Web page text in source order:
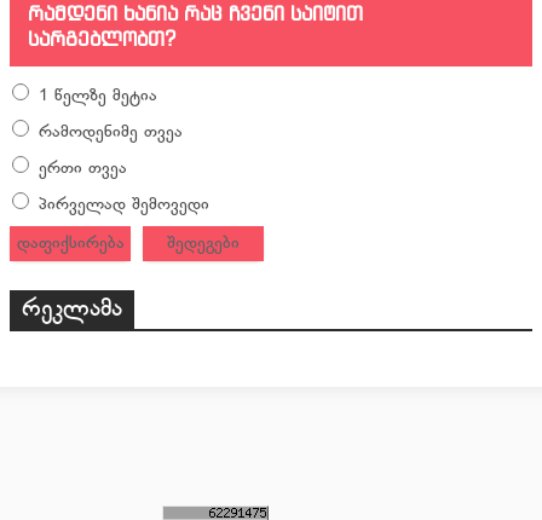
რამდენი ხანია რაც ჩვენი საიტით
სარგებლობთ?
1 წელზე მეტია
რამოდენიმე თვეა
ერთი თვეა
პირველად შემოვედი
დაფიქსირება
შედეგები
რეკლამა